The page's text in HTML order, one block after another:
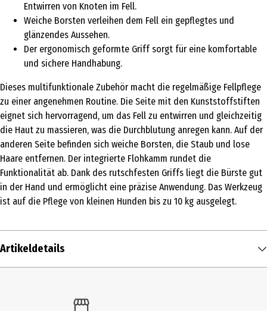
Entwirren von Knoten im Fell.
Weiche Borsten verleihen dem Fell ein gepflegtes und
glänzendes Aussehen.
Der ergonomisch geformte Griff sorgt für eine komfortable
und sichere Handhabung.
Dieses multifunktionale Zubehör macht die regelmäßige Fellpflege
zu einer angenehmen Routine. Die Seite mit den Kunststoffstiften
eignet sich hervorragend, um das Fell zu entwirren und gleichzeitig
die Haut zu massieren, was die Durchblutung anregen kann. Auf der
anderen Seite befinden sich weiche Borsten, die Staub und lose
Haare entfernen. Der integrierte Flohkamm rundet die
Funktionalität ab. Dank des rutschfesten Griffs liegt die Bürste gut
in der Hand und ermöglicht eine präzise Anwendung. Das Werkzeug
ist auf die Pflege von kleinen Hunden bis zu 10 kg ausgelegt.
Artikeldetails